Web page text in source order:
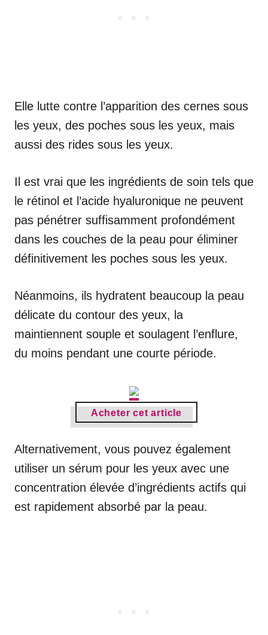
Elle lutte contre l’apparition des cernes sous
les yeux, des poches sous les yeux, mais
aussi des rides sous les yeux.
Il est vrai que les ingrédients de soin tels que
le rétinol et l’acide hyaluronique ne peuvent
pas pénétrer suffisamment profondément
dans les couches de la peau pour éliminer
définitivement les poches sous les yeux.
Néanmoins, ils hydratent beaucoup la peau
délicate du contour des yeux, la
maintiennent souple et soulagent l’enflure,
du moins pendant une courte période.
Acheter cet article
Alternativement, vous pouvez également
utiliser un sérum pour les yeux avec une
concentration élevée d’ingrédients actifs qui
est rapidement absorbé par la peau.